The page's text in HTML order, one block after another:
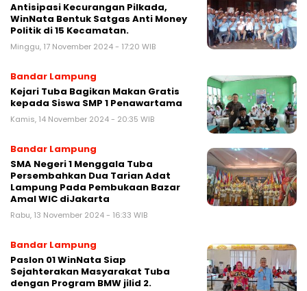
Antisipasi Kecurangan Pilkada,
WinNata Bentuk Satgas Anti Money
Politik di 15 Kecamatan.
Minggu, 17 November 2024 - 17:20 WIB
Bandar Lampung
Kejari Tuba Bagikan Makan Gratis
kepada Siswa SMP 1 Penawartama
Kamis, 14 November 2024 - 20:35 WIB
Bandar Lampung
SMA Negeri 1 Menggala Tuba
Persembahkan Dua Tarian Adat
Lampung Pada Pembukaan Bazar
Amal WIC diJakarta
Rabu, 13 November 2024 - 16:33 WIB
Bandar Lampung
Paslon 01 WinNata Siap
Sejahterakan Masyarakat Tuba
dengan Program BMW jilid 2.